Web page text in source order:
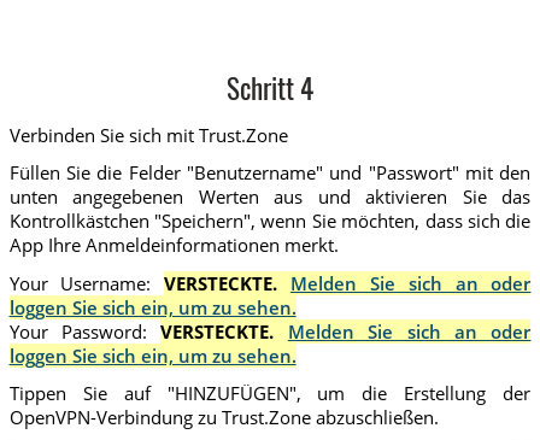
Schritt 4
Verbinden Sie sich mit Trust.Zone
Füllen Sie die Felder "Benutzername" und "Passwort" mit den
unten angegebenen Werten aus und aktivieren Sie das
Kontrollkästchen "Speichern", wenn Sie möchten, dass sich die
App Ihre Anmeldeinformationen merkt.
Your Username:VERSTECKTE. Melden Sie sich an oder
loggen Sie sich ein, um zu sehen.
Your Password:VERSTECKTE. Melden Sie sich an oder
loggen Sie sich ein, um zu sehen.
Tippen Sie auf "HINZUFÜGEN", um die Erstellung der
OpenVPN-Verbindung zu Trust.Zone abzuschließen.